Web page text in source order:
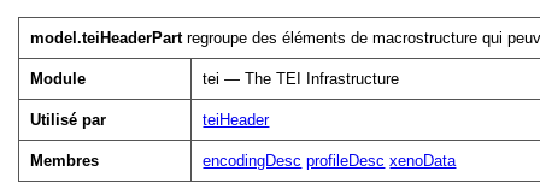
model.teiHeaderPartregroupe des éléments de macrostructure qui
Module tei — The TEI Infrastructure
Utilisé par teiHeader
Membres encodingDesc profileDesc xenoData